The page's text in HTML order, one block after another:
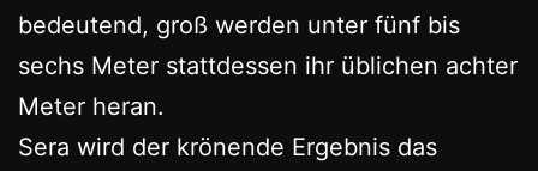
bedeutend, groß werden unter fünf bis
sechs Meter stattdessen ihr üblichen achter
Meter heran.
Sera wird der krönende Ergebnis das